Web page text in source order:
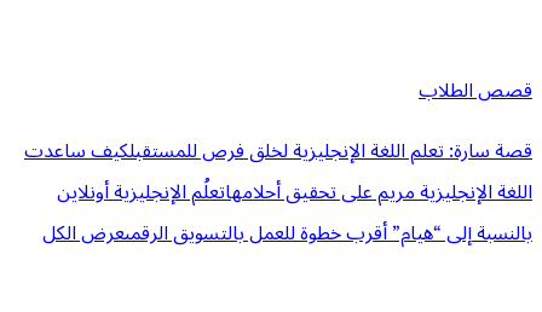
قصص الطلاب
قصة سارة: تعلم اللغة الإنجليزية لخلق فرص للمستقبلكيف ساعدت
اللغة الإنجليزية مريم على تحقيق أحلامهاتعلُم الإنجليزية أونلاين
بالنسبة إلى “هيام” أقرب خطوة للعمل بالتسويق الرقمىعرض الكل